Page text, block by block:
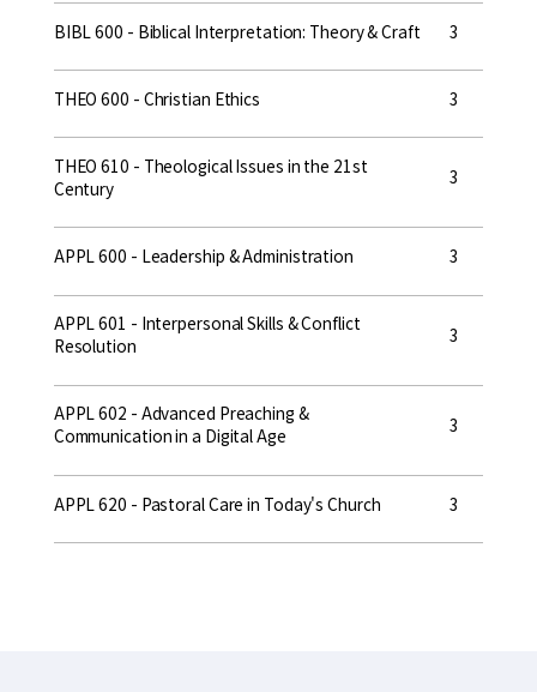
BIBL 600 - Biblical Interpretation: Theory & Craft 3
THEO 600 - Christian Ethics 3
THEO 610 - Theological Issues in the 21st
Century
3
APPL 600 - Leadership & Administration 3
APPL 601 - Interpersonal Skills & Conflict
Resolution
3
APPL 602 - Advanced Preaching &
Communication in a Digital Age
3
APPL 620 - Pastoral Care in Today's Church 3